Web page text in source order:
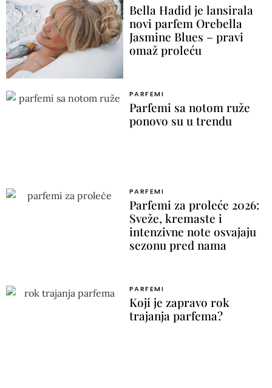
Bella Hadid je lansirala
novi parfem Orebella
Jasmine Blues – pravi
omaž proleću
PARFEMI
Parfemi sa notom ruže
ponovo su u trendu
PARFEMI
Parfemi za proleće 2026:
Sveže, kremaste i
intenzivne note osvajaju
sezonu pred nama
PARFEMI
Koji je zapravo rok
trajanja parfema?